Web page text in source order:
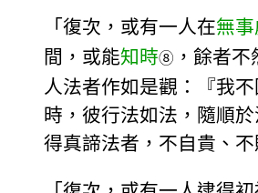
「復次，或有一人在無事
間，或能知時⑧ ，餘者
人法者作如是觀：『我
時，彼行法如法，隨順
得真諦法者，不自貴、